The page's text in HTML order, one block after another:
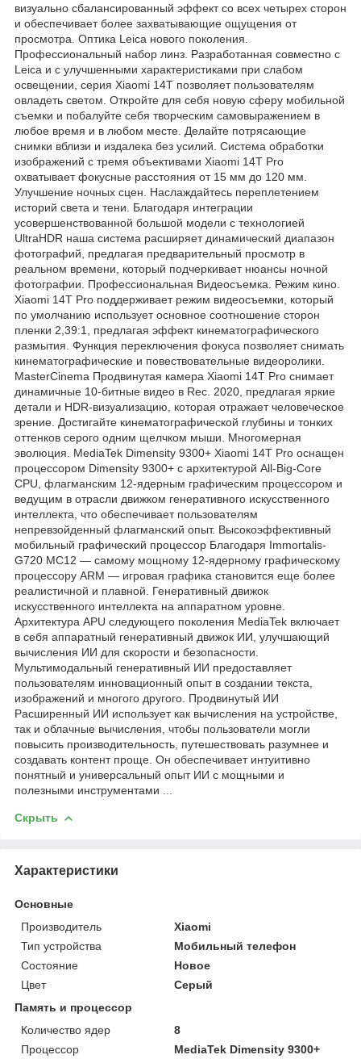
визуально сбалансированный эффект со всех четырех сторон
и обеспечивает более захватывающие ощущения от
просмотра. Оптика Leica нового поколения.
Профессиональный набор линз. Разработанная совместно с
Leica и с улучшенными характеристиками при слабом
освещении, серия Xiaomi 14T позволяет пользователям
овладеть светом. Откройте для себя новую сферу мобильной
съемки и побалуйте себя творческим самовыражением в
любое время и в любом месте. Делайте потрясающие
снимки вблизи и издалека без усилий. Система обработки
изображений с тремя объективами Xiaomi 14T Pro
охватывает фокусные расстояния от 15 мм до 120 мм.
Улучшение ночных сцен. Наслаждайтесь переплетением
историй света и тени. Благодаря интеграции
усовершенствованной большой модели с технологией
UltraHDR наша система расширяет динамический диапазон
фотографий, предлагая предварительный просмотр в
реальном времени, который подчеркивает нюансы ночной
фотографии. Профессиональная Видеосъемка. Режим кино.
Xiaomi 14T Pro поддерживает режим видеосъемки, который
по умолчанию использует основное соотношение сторон
пленки 2,39:1, предлагая эффект кинематографического
размытия. Функция переключения фокуса позволяет снимать
кинематографические и повествовательные видеоролики.
MasterCinema Продвинутая камера Xiaomi 14T Pro снимает
динамичные 10-битные видео в Rec. 2020, предлагая яркие
детали и HDR-визуализацию, которая отражает человеческое
зрение. Достигайте кинематографической глубины и тонких
оттенков серого одним щелчком мыши. Многомерная
эволюция. MediaTek Dimensity 9300+ Xiaomi 14T Pro оснащен
процессором Dimensity 9300+ с архитектурой All-Big-Core
CPU, флагманским 12-ядерным графическим процессором и
ведущим в отрасли движком генеративного искусственного
интеллекта, что обеспечивает пользователям
непревзойденный флагманский опыт. Высокоэффективный
мобильный графический процессор Благодаря Immortalis-
G720 MC12 — самому мощному 12-ядерному графическому
процессору ARM — игровая графика становится еще более
реалистичной и плавной. Генеративный движок
искусственного интеллекта на аппаратном уровне.
Архитектура APU следующего поколения MediaTek включает
в себя аппаратный генеративный движок ИИ, улучшающий
вычисления ИИ для скорости и безопасности.
Мультимодальный генеративный ИИ предоставляет
пользователям инновационный опыт в создании текста,
изображений и многого другого. Продвинутый ИИ
Расширенный ИИ использует как вычисления на устройстве,
так и облачные вычисления, чтобы пользователи могли
повысить производительность, путешествовать разумнее и
создавать контент проще. Он обеспечивает интуитивно
понятный и универсальный опыт ИИ с мощными и
полезными инструментами ...
Скрыть
Характеристики
Основные
Производитель
Xiaomi
Тип устройства
Мобильный телефон
Состояние
Новое
Цвет
Серый
Память и процессор
Количество ядер
8
Процессор
MediaTek Dimensity 9300+